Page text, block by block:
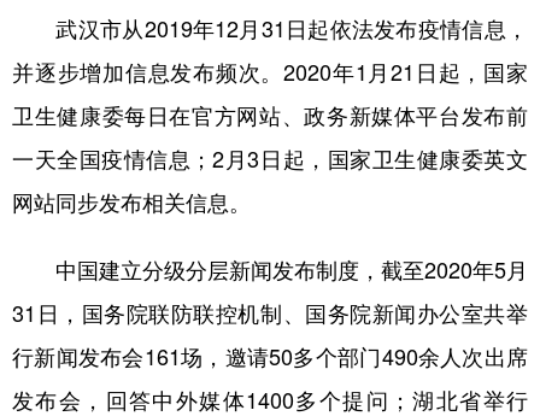
武汉市从2019年12月31日起依法发布疫情信息，
并逐步增加信息发布频次。2020年1月21日起，国家
卫生健康委每日在官方网站、政务新媒体平台发布前
一天全国疫情信息；2月3日起，国家卫生健康委英文
网站同步发布相关信息。
中国建立分级分层新闻发布制度，截至2020年5月
31日，国务院联防联控机制、国务院新闻办公室共举
行新闻发布会161场，邀请50多个部门490余人次出席
发布会，回答中外媒体1400多个提问；湖北省举行